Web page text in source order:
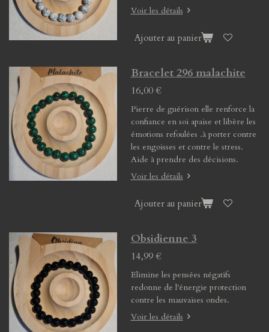
Voir les détails
Ajouter au panier
Bracelet 296 malachite
16,00 €
Pierre de guérison elle renforce la
confiance en soi apaise et libère les
émotions refoulées .à porter contre
les engoisses et contre le stress.
Aide à prendre des décisions.
Voir les détails
Ajouter au panier
Obsidienne 3
14,99 €
Elimine les pensées négatifs
redonne de l'énergie protection
contre les mauvaises ondes.
Voir les détails